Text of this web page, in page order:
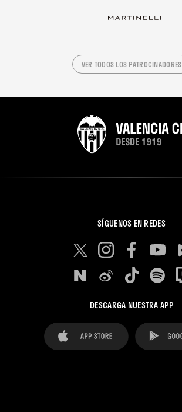
VER TODOS LOS PATROCINADORES
SÍGUENOS EN REDES
DESCARGA NUESTRA APP